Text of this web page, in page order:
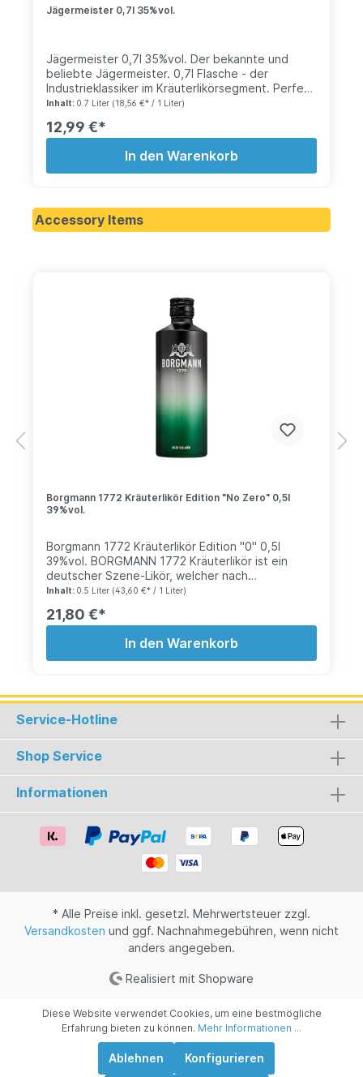
Jägermeister 0,7l 35%vol.
Jägermeister 0,7l 35%vol. Der bekannte und
beliebte Jägermeister. 0,7l Flasche - der
Industrieklassiker im Kräuterlikörsegment. Perfekt
für die Party, Disco und zum Feiern!
Inhalt: 0.7 Liter (18,56 €* / 1 Liter)
12,99 €*
In den Warenkorb
Accessory Items
Borgmann 1772 Kräuterlikör Edition "No Zero" 0,5l
39%vol.
Borgmann 1772 Kräuterlikör Edition "0" 0,5l
39%vol. BORGMANN 1772 Kräuterlikör ist ein
deutscher Szene-Likör, welcher nach
traditionellem Rezept von 1772 hergestellt wird.
Designer Editionen. Heute, wie auch damals, wird
angesetzt. Der Anspruch an hohe Qualität steckt
hinter dieser aufwendigen Herstellung. Sobald
versteht man, warum die Hersteller einen derart
hohen Qualitätsanspruch an Ihren Kräuterlikör
setzen. Ganze zehn Tage nimmt der
Herstellungsprozess in Anspruch. Die Rezeptur
und das Herstellungsverfahren wurden mündlich
von Generation zu Generation weitergegeben.
Und das Ergebnis dieser jahrhundertelangen
Tradition können Sie schon bald in den Händen
halten. • Spirituosenart: Likör•
Herkunft: Deutschland• Größe: 0,5L•
Alkoholgehalt: 39,0%
Inhalt: 0.5 Liter (43,60 €* / 1 Liter)
21,80 €*
In den Warenkorb
Service-Hotline
Shop Service
Informationen
* Alle Preise inkl. gesetzl. Mehrwertsteuer zzgl.
Versandkosten und ggf. Nachnahmegebühren, wenn nicht
anders angegeben.
Realisiert mit Shopware
Diese Website verwendet Cookies, um eine bestmögliche
Erfahrung bieten zu können. Mehr Informationen ...
Ablehnen Konfigurieren